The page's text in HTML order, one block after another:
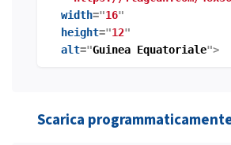
width="16"
height="12"
alt="Guinea Equatoriale">
Scarica